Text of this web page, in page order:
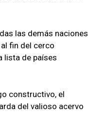
las demás naciones
fin del cerco
lista de países
constructivo, el
del valioso acervo